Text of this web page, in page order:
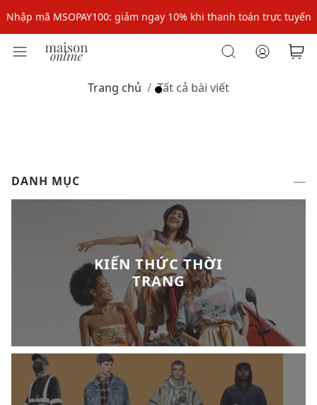
Nhập mã: MSOXINCHAO - Giảm 10% đơn đầu cho thành viên mới!
Nhập mã MSOPAY100: giảm ngay 10% khi thanh toán trực tuyến
Trang chủ Tất cả bài viết
DANH MỤC
KIẾN THỨC THỜI
TRANG